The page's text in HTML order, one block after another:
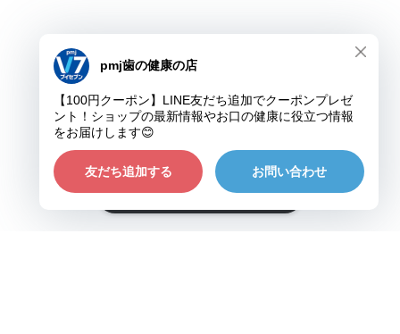
プライバシーポリシー 特定商取引法に基づく表記
ショップに質問する